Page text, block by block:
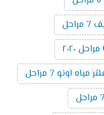
مياه اونو 7 مراحل